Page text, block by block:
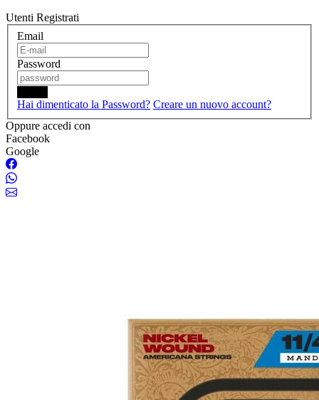
Utenti Registrati
Email
Password
Hai dimenticato la Password? Creare un nuovo account?
Oppure accedi con
Facebook
Google